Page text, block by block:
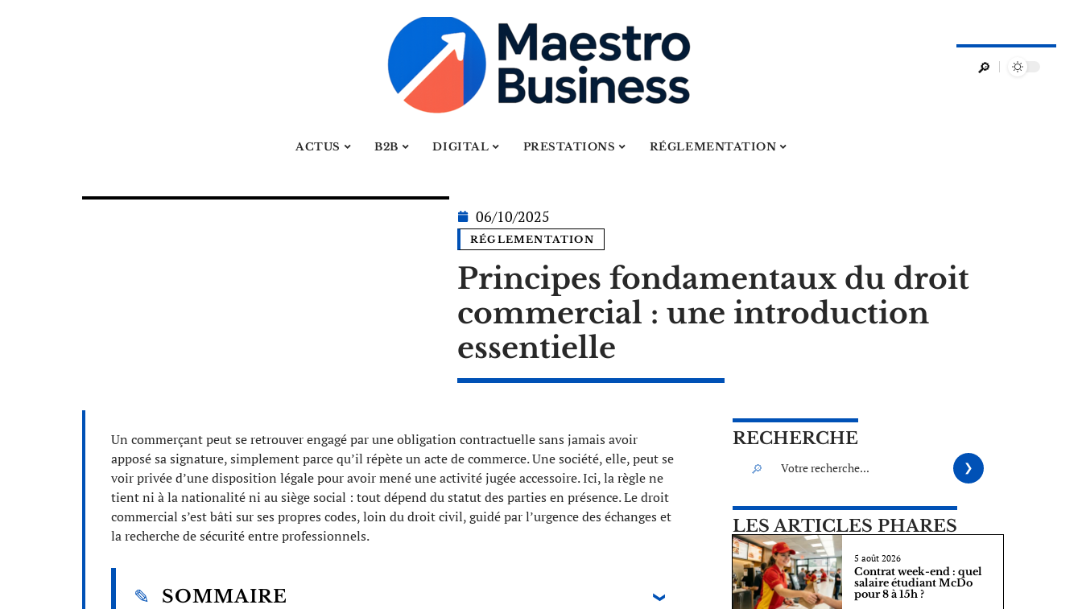
ACTUS B2B DIGITAL PRESTATIONS RÉGLEMENTATION
06/10/2025
RÉGLEMENTATION
Principes fondamentaux du droit
commercial : une introduction
essentielle
Un commerçant peut se retrouver engagé par une obligation contractuelle sans jamais avoir
apposé sa signature, simplement parce qu’il répète un acte de commerce. Une société, elle, peut se
voir privée d’une disposition légale pour avoir mené une activité jugée accessoire. Ici, la règle ne
tient ni à la nationalité ni au siège social : tout dépend du statut des parties en présence. Le droit
commercial s’est bâti sur ses propres codes, loin du droit civil, guidé par l’urgence des échanges et
la recherche de sécurité entre professionnels.
SOMMAIRE
RECHERCHE
LES ARTICLES PHARES
5 août 2026
Contrat week-end : quel
salaire étudiant McDo
pour 8 à 15h ?